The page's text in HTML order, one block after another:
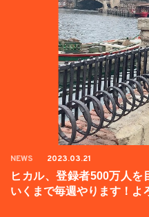
NEWS 2023.03.21
ヒカル、登録者500万人を
いくまで毎週やります！よ